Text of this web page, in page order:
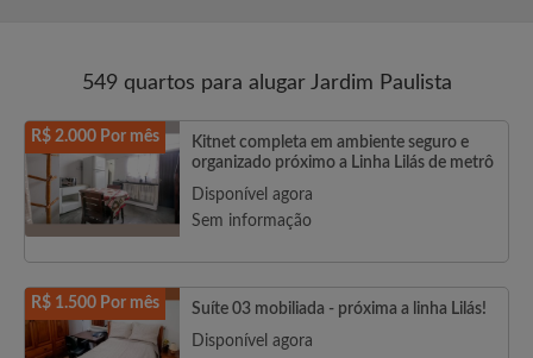
549 quartos para alugar Jardim Paulista
R$ 2.000 Por mês
Kitnet completa em ambiente seguro e
organizado próximo a Linha Lilás de metrô
Disponível agora
Sem informação
R$ 1.500 Por mês
Suíte 03 mobiliada - próxima a linha Lilás!
Disponível agora